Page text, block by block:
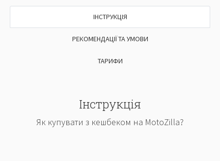
ІНСТРУКЦІЯ
РЕКОМЕНДАЦІЇ ТА УМОВИ
ТАРИФИ
Інструкція
Як купувати з кешбеком на MotoZilla?